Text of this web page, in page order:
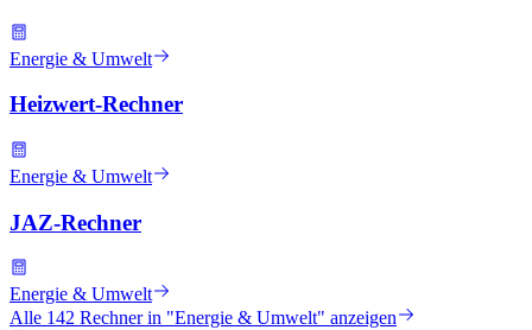
Energie & Umwelt
Heizwert-Rechner
Energie & Umwelt
JAZ-Rechner
Energie & Umwelt
Alle 142 Rechner in "Energie & Umwelt" anzeigen